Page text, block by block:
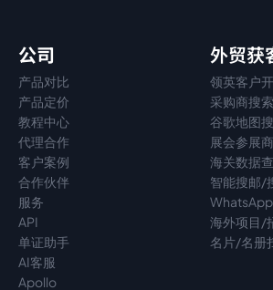
公司
产品对比
产品定价
教程中心
代理合作
客户案例
合作伙伴
服务
API
单证助手
AI客服
Apollo
外贸获
领英客户
采购商搜索
谷歌地图
展会参展
海关数据
智能搜邮/
海外项目/
名片/名册